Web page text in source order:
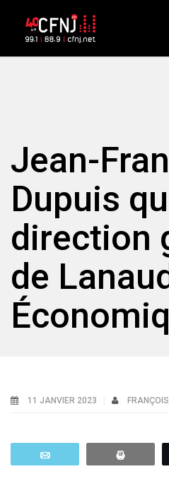
Jean-
Dupuis
direction
de
11 JANVIER 2023